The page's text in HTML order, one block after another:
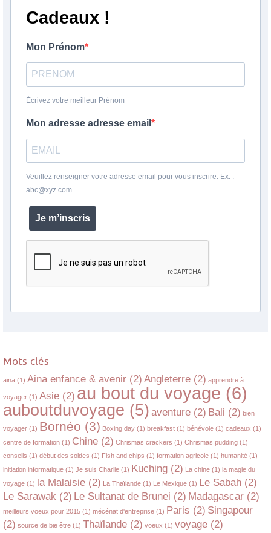
Cadeaux !
Mon Prénom
Écrivez votre meilleur Prénom
Mon adresse adresse email
Veuillez renseigner votre adresse email pour vous inscrire. Ex. :
abc@xyz.com
Je m’inscris
Mots-clés
aina (1) Aina enfance & avenir (2) Angleterre (2) apprendre à
voyager (1) Asie (2) au bout du voyage (6)
auboutduvoyage (5) aventure (2) Bali (2) bien
voyager (1) Bornéo (3) Boxing day (1) breakfast (1) bénévole (1) cadeaux (1)
centre de formation (1) Chine (2) Chrismas crackers (1) Chrismas pudding (1)
conseils (1) début des soldes (1) Fish and chips (1) formation agricole (1) humanité (1)
initiation informatique (1) Je suis Charlie (1) Kuching (2) La chine (1) la magie du
voyage (1) la Malaisie (2) La Thaïlande (1) Le Mexique (1) Le Sabah (2)
Le Sarawak (2) Le Sultanat de Brunei (2) Madagascar (2)
meilleurs voeux pour 2015 (1) mécénat d'entreprise (1) Paris (2) Singapour
(2) source de bie être (1) Thaïlande (2) voeux (1) voyage (2)